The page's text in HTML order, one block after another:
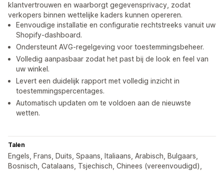
klantvertrouwen en waarborgt gegevensprivacy, zodat
verkopers binnen wettelijke kaders kunnen opereren.
Eenvoudige installatie en configuratie rechtstreeks vanuit uw
Shopify-dashboard.
Ondersteunt AVG-regelgeving voor toestemmingsbeheer.
Volledig aanpasbaar zodat het past bij de look en feel van
uw winkel.
Levert een duidelijk rapport met volledig inzicht in
toestemmingspercentages.
Automatisch updaten om te voldoen aan de nieuwste
wetten.
Talen
Engels, Frans, Duits, Spaans, Italiaans, Arabisch, Bulgaars,
Bosnisch, Catalaans, Tsjechisch, Chinees (vereenvoudigd),